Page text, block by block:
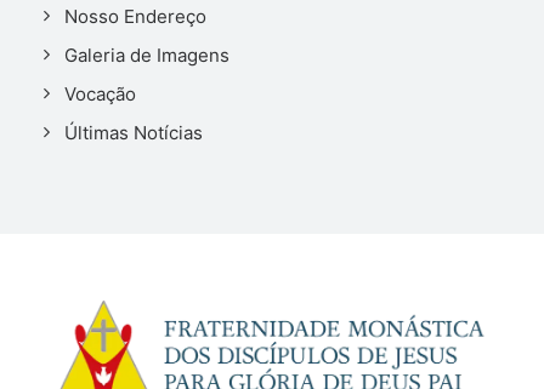
Nosso Endereço
Galeria de Imagens
Vocação
Últimas Notícias